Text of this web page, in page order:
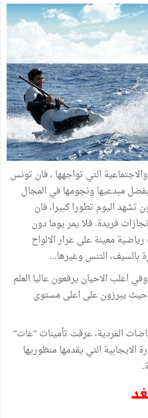
التي تواجهها ، فان تونس
مبدعيها ونجومها في المجال
تشهد اليوم تطورا كبيرا، فان
فريدة. فلا يمر يوما دون
معينة على غرار الالواح
بالسيف، التنس وغيرها...
اغلب الاحيان يرفعون عاليا العلم
حيث يبرزون على اعلى مستوى
الفردية، عرفت تأمينات "غات"
الايجابية التي يقدمها منظوريها